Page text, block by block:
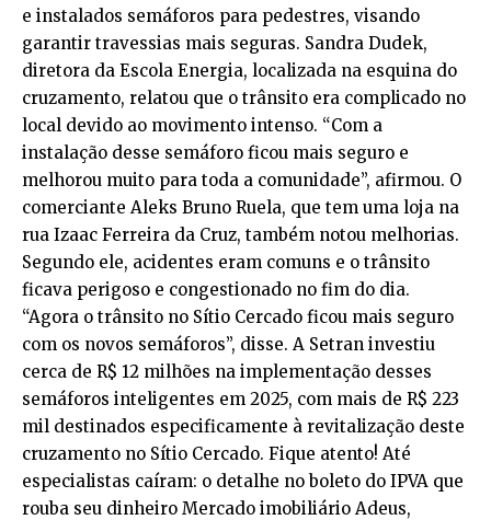
e instalados semáforos para pedestres, visando
garantir travessias mais seguras. Sandra Dudek,
diretora da Escola Energia, localizada na esquina do
cruzamento, relatou que o trânsito era complicado no
local devido ao movimento intenso. “Com a
instalação desse semáforo ficou mais seguro e
melhorou muito para toda a comunidade”, afirmou. O
comerciante Aleks Bruno Ruela, que tem uma loja na
rua Izaac Ferreira da Cruz, também notou melhorias.
Segundo ele, acidentes eram comuns e o trânsito
ficava perigoso e congestionado no fim do dia.
“Agora o trânsito no Sítio Cercado ficou mais seguro
com os novos semáforos”, disse. A Setran investiu
cerca de R$ 12 milhões na implementação desses
semáforos inteligentes em 2025, com mais de R$ 223
mil destinados especificamente à revitalização deste
cruzamento no Sítio Cercado. Fique atento! Até
especialistas caíram: o detalhe no boleto do IPVA que
rouba seu dinheiro Mercado imobiliário Adeus,